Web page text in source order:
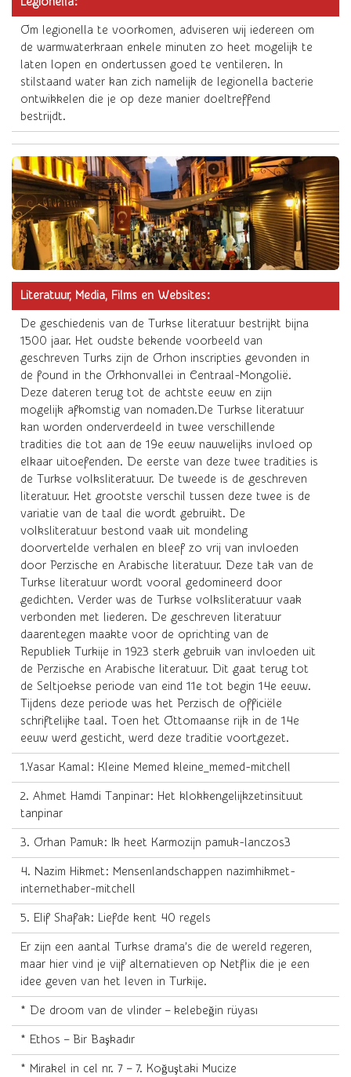
Om legionella te voorkomen, adviseren wij iedereen om
de warmwaterkraan enkele minuten zo heet mogelijk te
laten lopen en ondertussen goed te ventileren. In
stilstaand water kan zich namelijk de legionella bacterie
ontwikkelen die je op deze manier doeltreffend
bestrijdt.
Literatuur, Media, Films en Websites:
De geschiedenis van de Turkse literatuur bestrijkt bijna
1500 jaar. Het oudste bekende voorbeeld van
geschreven Turks zijn de Orhon inscripties gevonden in
de found in the Orkhonvallei in Centraal-Mongolië.
Deze dateren terug tot de achtste eeuw en zijn
mogelijk afkomstig van nomaden.De Turkse literatuur
kan worden onderverdeeld in twee verschillende
tradities die tot aan de 19e eeuw nauwelijks invloed op
elkaar uitoefenden. De eerste van deze twee tradities is
de Turkse volksliteratuur. De tweede is de geschreven
literatuur. Het grootste verschil tussen deze twee is de
variatie van de taal die wordt gebruikt. De
volksliteratuur bestond vaak uit mondeling
doorvertelde verhalen en bleef zo vrij van invloeden
door Perzische en Arabische literatuur. Deze tak van de
Turkse literatuur wordt vooral gedomineerd door
gedichten. Verder was de Turkse volksliteratuur vaak
verbonden met liederen. De geschreven literatuur
daarentegen maakte voor de oprichting van de
Republiek Turkije in 1923 sterk gebruik van invloeden uit
de Perzische en Arabische literatuur. Dit gaat terug tot
de Seltjoekse periode van eind 11e tot begin 14e eeuw.
Tijdens deze periode was het Perzisch de officiële
schriftelijke taal. Toen het Ottomaanse rijk in de 14e
eeuw werd gesticht, werd deze traditie voortgezet.
1.Yasar Kamal: Kleine Memed kleine_memed-mitchell
2. Ahmet Hamdi Tanpinar: Het klokkengelijkzetinsituut
tanpinar
3. Orhan Pamuk: Ik heet Karmozijn pamuk-lanczos3
4. Nazim Hikmet: Mensenlandschappen nazimhikmet-
internethaber-mitchell
5. Elif Shafak: Liefde kent 40 regels
Er zijn een aantal Turkse drama’s die de wereld regeren,
maar hier vind je vijf alternatieven op Netflix die je een
idee geven van het leven in Turkije.
* De droom van de vlinder – kelebeğin rüyası
* Ethos – Bir Başkadır
* Mirakel in cel nr. 7 – 7. Koğuştaki Mucize